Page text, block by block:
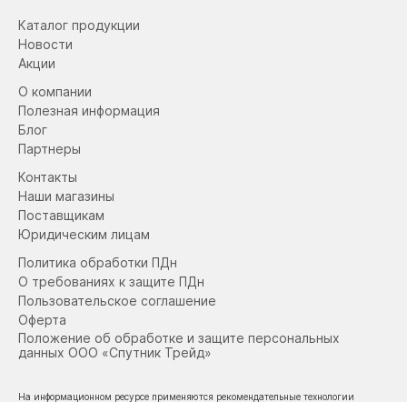
Каталог продукции
Новости
Акции
О компании
Полезная информация
Блог
Партнеры
Контакты
Наши магазины
Поставщикам
Юридическим лицам
Политика обработки ПДн
О требованиях к защите ПДн
Пользовательское соглашение
Оферта
Положение об обработке и защите персональных
данных ООО «Спутник Трейд»
На информационном ресурсе применяются рекомендательные технологии